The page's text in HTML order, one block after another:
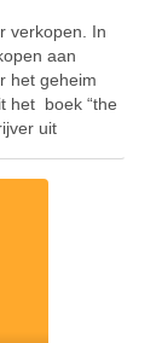
verkopen. In
aan
het geheim
het boek “the
uit